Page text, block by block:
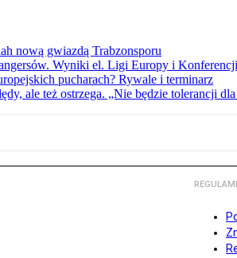
nową gwiazdą Trabzonsporu
Wyniki el. Ligi Europy i Konferencji
pucharach? Rywale i terminarz
ale też ostrzega. „Nie będzie tolerancji